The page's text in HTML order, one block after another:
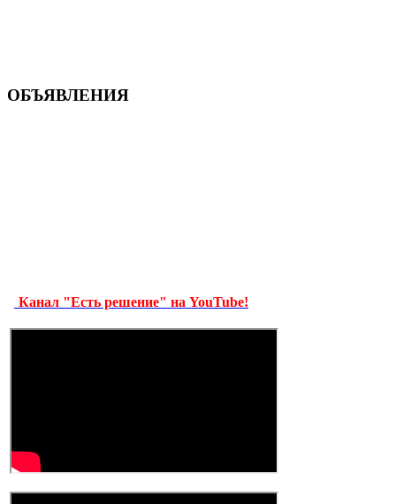
ОБЪЯВЛЕНИЯ
Канал "Есть решение" на YouTube!